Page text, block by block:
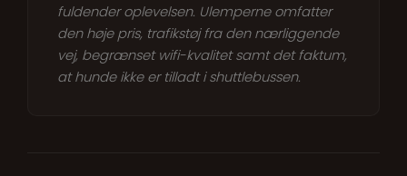
fuldender oplevelsen. Ulemperne omfatter
den høje pris, trafikstøj fra den nærliggende
vej, begrænset wifi-kvalitet samt det faktum,
at hunde ikke er tilladt i shuttlebussen.